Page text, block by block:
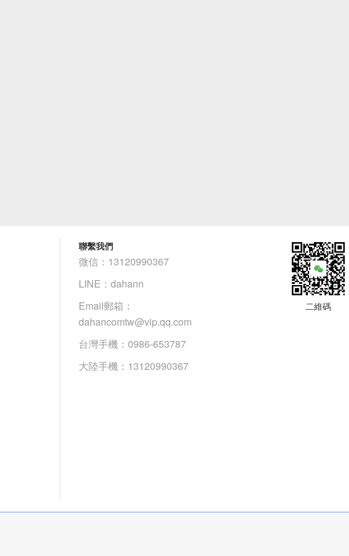
聯繫我們
微信：13120990367
LINE：dahann
Email郵箱：
dahancomtw@vip.qq.com
台灣手機：0986-653787
大陸手機：13120990367
二維碼